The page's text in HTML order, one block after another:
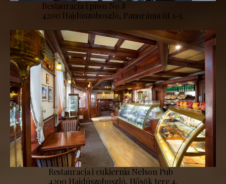
Restauracja i piwo No.8
4200 Hajdúszoboszló, Panoráma út 1-3.
Restauracja i cukiernia Nelson Pub
4200 Hajdúszoboszló, Hősök tere 4.